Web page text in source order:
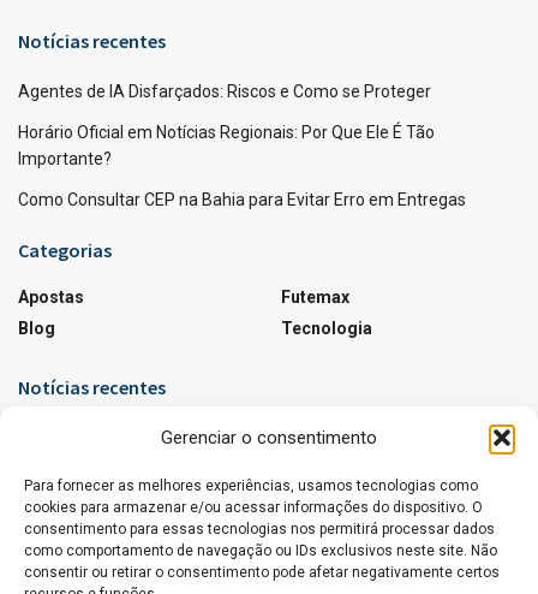
Gerenciar o consentimento
Para fornecer as melhores experiências, usamos tecnologias como
cookies para armazenar e/ou acessar informações do dispositivo. O
consentimento para essas tecnologias nos permitirá processar dados
como comportamento de navegação ou IDs exclusivos neste site. Não
consentir ou retirar o consentimento pode afetar negativamente certos
Notícias recentes
Agentes de IA Disfarçados: Riscos e Como se Proteger
Horário Oficial em Notícias Regionais: Por Que Ele É Tão
Importante?
Como Consultar CEP na Bahia para Evitar Erro em Entregas
Categorias
Apostas
Blog
Futemax
Tecnologia
Notícias recentes
Agentes de IA Disfarçados: Riscos e Como se
17 DE JUNHO DE 2026
Horário Oficial em Notícias Regionais: Por Que Ele
É Tão Importante?